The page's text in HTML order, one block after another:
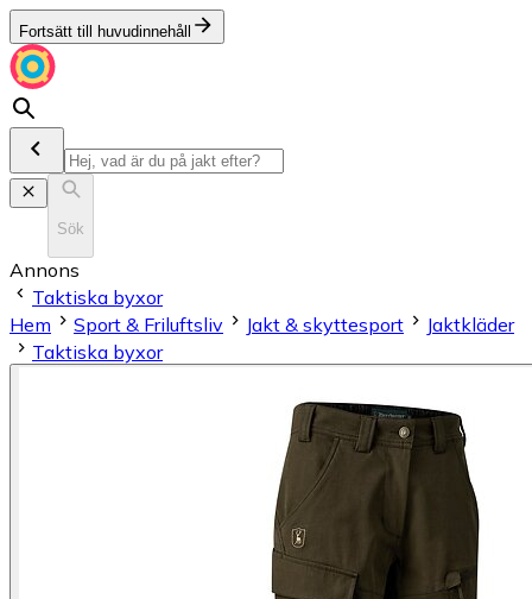
Fortsätt till huvudinnehåll
Sök
Annons
Taktiska byxor
Hem
Sport & Friluftsliv Jakt & skyttesport
Jaktkläder
Taktiska byxor